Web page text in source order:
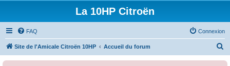
La 10HP Citroën
FAQ Connexion
Site de l'Amicale Citroën 10HP Accueil du forum